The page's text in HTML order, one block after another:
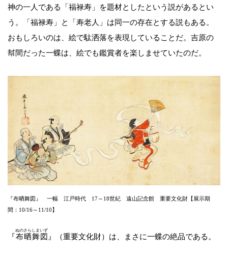
神の一人である「福禄寿」を題材としたという説があるとい
う。「福禄寿」と「寿老人」は同一の存在とする説もある。
おもしろいのは、絵で駄洒落を表現していることだ。吉原の
幇間だった一蝶は、絵でも鑑賞者を楽しませていたのだ。
『布晒舞図』 一幅 江戸時代 17～18世紀 遠山記念館 重要文化財【展示期
間：10/16～11/10】
『布晒舞図
ぬのさらしまいず
』（重要文化財）は、まさに一蝶の絶品である。